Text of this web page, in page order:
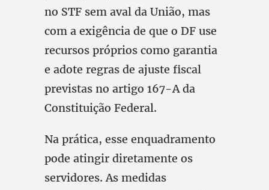
no STF sem aval da União, mas
com a exigência de que o DF use
recursos próprios como garantia
e adote regras de ajuste fiscal
previstas no artigo 167-A da
Constituição Federal.
Na prática, esse enquadramento
pode atingir diretamente os
servidores. As medidas